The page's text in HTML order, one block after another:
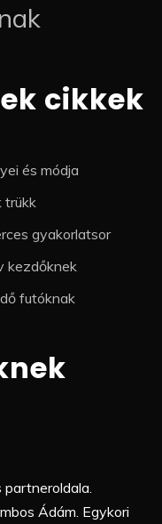
cikkek
és módja
trükk
gyakorlatsor
kezdőknek
futóknak
Ádám. Egykori